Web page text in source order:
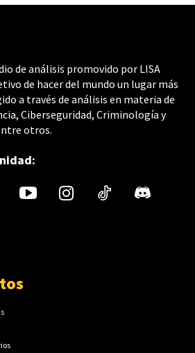
de análisis promovido por LISA
de hacer del mundo un lugar más
a través de análisis en materia de
Ciberseguridad, Criminología y
otros.